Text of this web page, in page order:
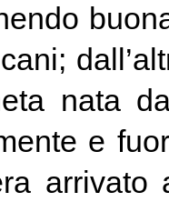
nata
e